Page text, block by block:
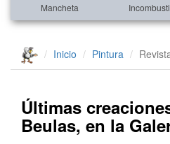
Mancheta
Inicio Pintura
Últimas
Beulas, en la